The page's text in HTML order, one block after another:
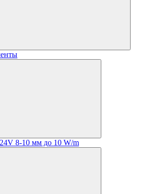
8-10 мм до 10 W/m